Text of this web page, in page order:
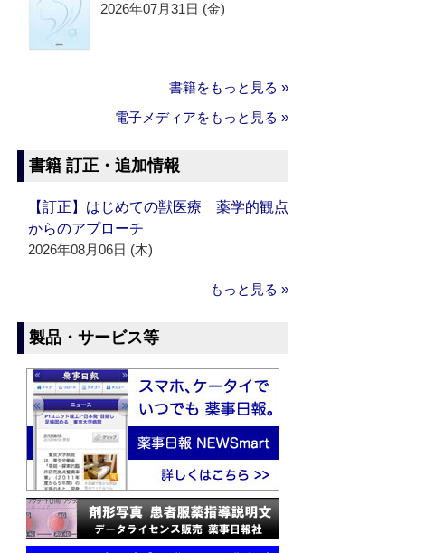
2026年07月31日 (金)
書籍をもっと見る »
電子メディアをもっと見る »
書籍 訂正・追加情報
【訂正】はじめての獣医療 薬学的観点
からのアプローチ
2026年08月06日 (木)
もっと見る »
製品・サービス等